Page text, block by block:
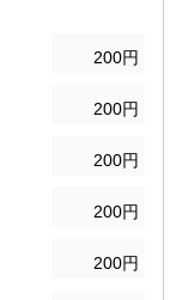
200円
200円
200円
200円
200円